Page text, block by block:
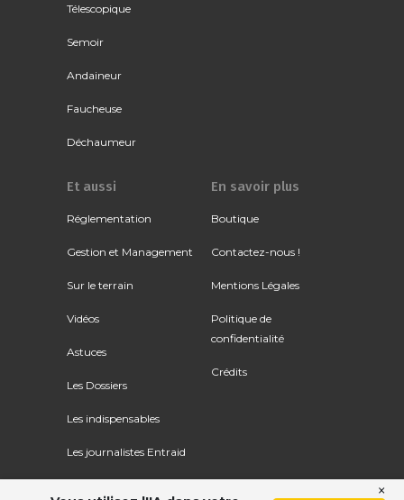
Télescopique
Semoir
Andaineur
Faucheuse
Déchaumeur
Et aussi
Réglementation
Gestion et Management
Sur le terrain
Vidéos
Astuces
Les Dossiers
Les indispensables
Les journalistes Entraid
En savoir plus
Boutique
Contactez-nous !
Mentions Légales
Politique de
confidentialité
Crédits
×